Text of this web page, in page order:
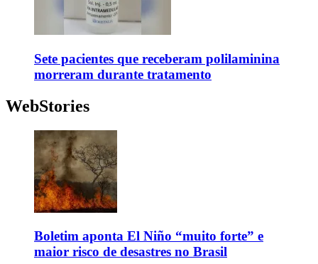
Sete pacientes que receberam polilaminina
morreram durante tratamento
WebStories
Boletim aponta El Niño “muito forte” e
maior risco de desastres no Brasil